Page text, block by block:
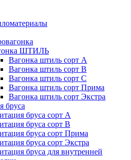
ШТИЛЬ
Вагонка штиль сорт А
Вагонка штиль сорт В
Вагонка штиль сорт С
Вагонка штиль сорт Прима
Вагонка штиль сорт Экстра
бруса
бруса сорт А
бруса сорт В
бруса сорт Прима
бруса сорт Экстра
бруса для внутренней